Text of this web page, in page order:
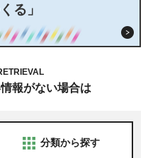
る」
報がない場合は
分類から探す